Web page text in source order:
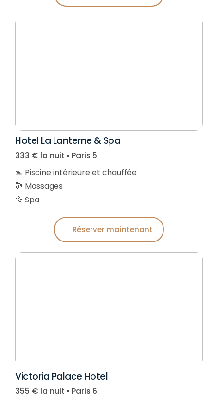
Hotel La Lanterne & Spa
333 € la nuit ▪︎ Paris 5
🏊 Piscine intérieure et chauffée
💆 Massages
💦 Spa
Réserver maintenant
Victoria Palace Hotel
355 € la nuit ▪︎ Paris 6